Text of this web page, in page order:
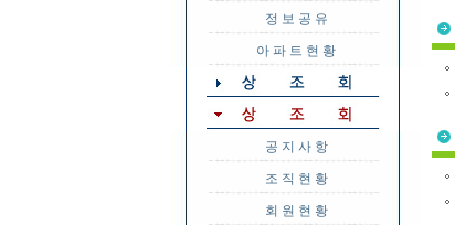
정 보 공 유
아 파 트 현 황
공 지 사 항
조 직 현 황
회 원 현 황